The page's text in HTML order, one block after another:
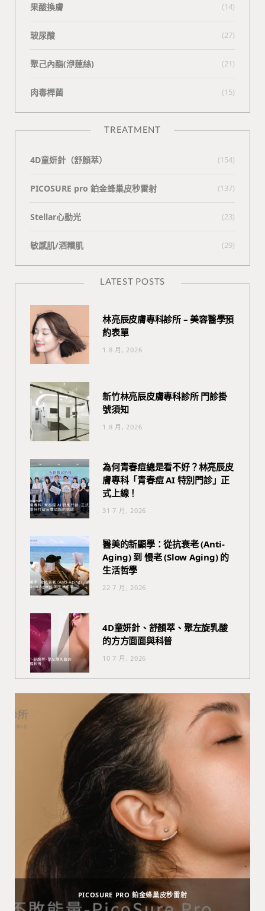
果酸換膚 (14)
玻尿酸 (27)
聚己內酯(洢蓮絲) (21)
肉毒桿菌 (15)
TREATMENT
4D童妍針（舒顏萃） (154)
PICOSURE pro 鉑金蜂巢皮秒雷射 (137)
Stellar心動光 (23)
敏感肌/酒糟肌 (29)
LATEST POSTS
林亮辰皮膚專科診所 – 美容醫學預
約表單
1 8 月, 2026
新竹林亮辰皮膚專科診所 門診掛
號須知
1 8 月, 2026
為何青春痘總是看不好？林亮辰皮
膚專科「青春痘 AI 特別門診」正
式上線！
31 7 月, 2026
醫美的新顯學：從抗衰老 (Anti-
Aging) 到 慢老 (Slow Aging) 的
生活哲學
22 7 月, 2026
4D童妍針、舒顏萃、聚左旋乳酸
的方方面面與科普
10 7 月, 2026
PICOSURE PRO 鉑金蜂巢皮秒雷射